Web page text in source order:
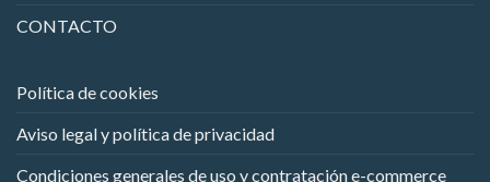
CONTACTO
Política de cookies
Aviso legal y política de privacidad
Condiciones generales de uso y contratación e-commerce